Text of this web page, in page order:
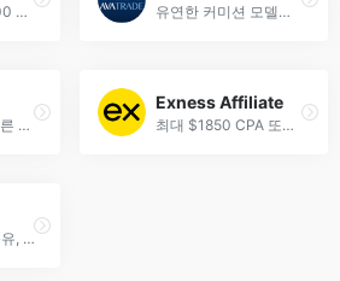
고객당 최대 $1200 CPA, 마스터 제휴 시 10% 추가 커미션 제공. 유연한 커미션 모델과 다양한 마케팅 도구를 제공하는 수상 경력의 제휴 프로그램.
무제한 커미션, 빠른 지급, 20만 명 이상의 글로벌 파트너와 함께하는 프로그램.
Exness Affiliate
최대 $1850 CPA 또는 40% 수익 공유, 일일 지급, 유연한 커미션 구조.
최대 45% 수익 공유, 즉시 출금, 190개국 이상에서 활동하는 제휴 프로그램.